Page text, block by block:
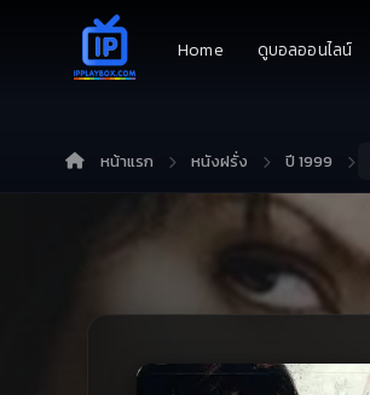
Home ดูบอลออนไลน์
หน้าแรก หนังฝรั่ง ปี 1999